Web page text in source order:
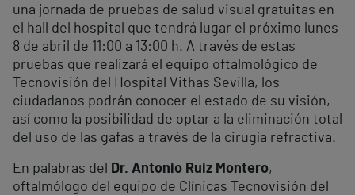
una jornada de pruebas de salud visual gratuitas en
el hall del hospital que tendrá lugar el próximo lunes
8 de abril de 11:00 a 13:00 h. A través de estas
pruebas que realizará el equipo oftalmológico de
Tecnovisión del Hospital Vithas Sevilla, los
ciudadanos podrán conocer el estado de su visión,
así como la posibilidad de optar a la eliminación total
del uso de las gafas a través de la cirugía refractiva.
En palabras del Dr. Antonio Ruiz Montero,
oftalmólogo del equipo de Clínicas Tecnovisión del